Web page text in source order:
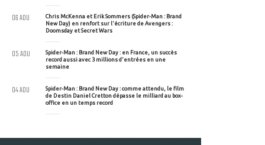
Chris McKenna et Erik Sommers (Spider-Man : Brand
New Day) en renfort sur l'écriture de Avengers :
Doomsday et Secret Wars
06 AOU
Spider-Man : Brand New Day : en France, un succès
record aussi avec 3 millions d'entrées en une
semaine
05 AOU
Spider-Man : Brand New Day : comme attendu, le film
de Destin Daniel Cretton dépasse le milliard au box-
office en un temps record
04 AOU